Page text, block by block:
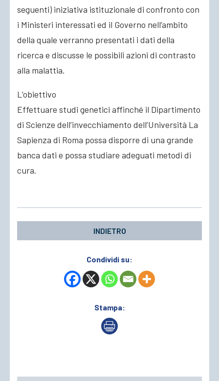
seguenti) iniziativa istituzionale di confronto con
i Ministeri interessati ed il Governo nell’ambito
della quale verranno presentati i dati della
ricerca e discusse le possibili azioni di contrasto
alla malattia.
L’obiettivo
Effettuare studi genetici affinché il Dipartimento
di Scienze dell’invecchiamento dell’Università La
Sapienza di Roma possa disporre di una grande
banca dati e possa studiare adeguati metodi di
cura.
INDIETRO
Condividi su:
Stampa: